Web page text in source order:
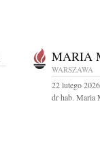
MARIA
WARSZAWA
22 lutego
dr hab. Maria